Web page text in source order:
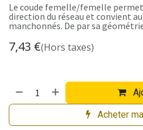
Le coude femelle/femelle
direction du réseau et convient
manchonnés. De par sa
7,43 €(Hors taxes)
Acheter